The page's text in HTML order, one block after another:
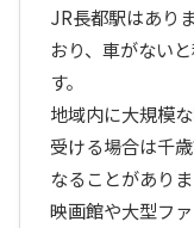
JR長都駅はあり
おり、車がない
す。
地域内に大規模
受ける場合は千
なることがありま
映画館や大型フ